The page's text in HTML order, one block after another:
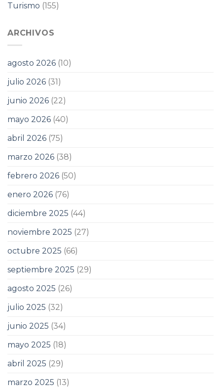
Turismo (155)
ARCHIVOS
agosto 2026 (10)
julio 2026 (31)
junio 2026 (22)
mayo 2026 (40)
abril 2026 (75)
marzo 2026 (38)
febrero 2026 (50)
enero 2026 (76)
diciembre 2025 (44)
noviembre 2025 (27)
octubre 2025 (66)
septiembre 2025 (29)
agosto 2025 (26)
julio 2025 (32)
junio 2025 (34)
mayo 2025 (18)
abril 2025 (29)
marzo 2025 (13)